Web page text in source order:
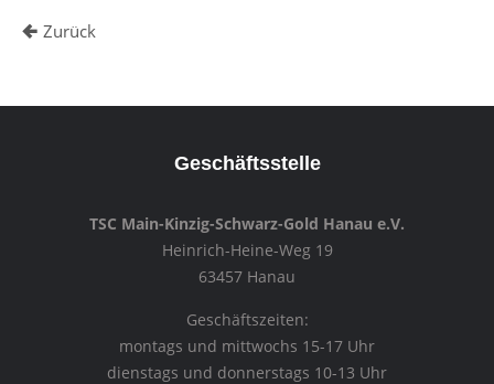
Zurück
Geschäftsstelle
TSC Main-Kinzig-Schwarz-Gold Hanau e.V.
Heinrich-Heine-Weg 19
63457 Hanau
Geschäftszeiten:
montags und mittwochs 15-17 Uhr
dienstags und donnerstags 10-13 Uhr